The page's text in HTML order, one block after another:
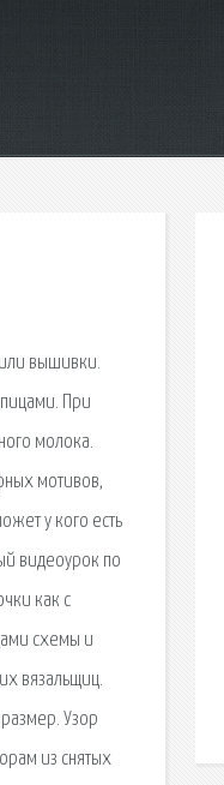
вышивки.
При
молока.
мотивов,
у кого есть
видеоурок по
как с
схемы и
вязальщиц.
Узор
из снятых